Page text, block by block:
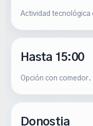
Actividad tecnológica
Hasta 15:00
Opción con comedor.
Donostia